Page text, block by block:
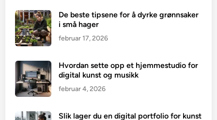
De beste tipsene for å dyrke grønnsaker
i små hager
februar 17, 2026
Hvordan sette opp et hjemmestudio for
digital kunst og musikk
februar 4, 2026
Slik lager du en digital portfolio for kunst